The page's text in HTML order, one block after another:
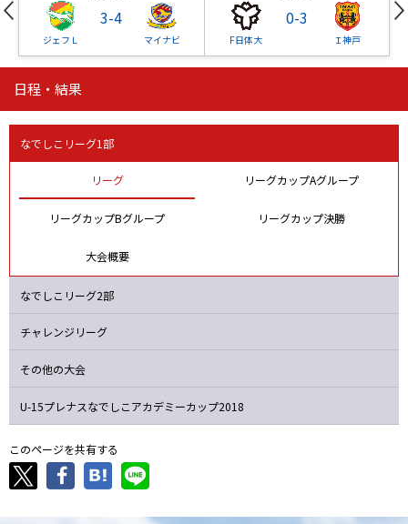
ジェフＬ
3-4
マイナビ F日体大
0-3
Ｉ神戸
第18節 11/03 (土) 13:00
味フィ西
3-
ニッパツ
日程・結果
なでしこリーグ1部
リーグ リーグカップAグループ
リーグカップBグループ リーグカップ決勝
大会概要
なでしこリーグ2部
チャレンジリーグ
その他の大会
U-15プレナスなでしこアカデミーカップ2018
このページを共有する